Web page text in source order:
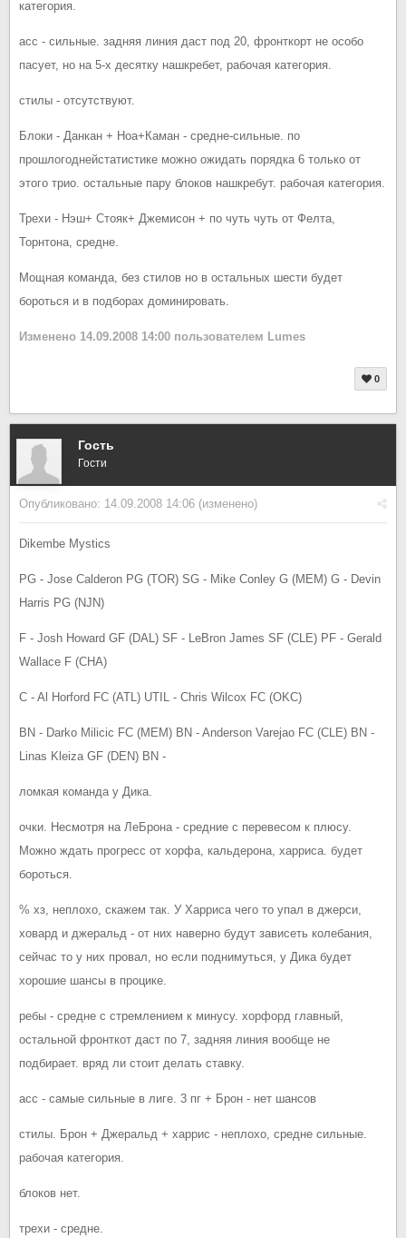
категория.
асс - сильные. задняя линия даст под 20, фронткорт не особо
пасует, но на 5-х десятку нашкребет, рабочая категория.
стилы - отсутствуют.
Блоки - Данкан + Ноа+Каман - средне-сильные. по
прошлогоднейстатистике можно ожидать порядка 6 только от
этого трио. остальные пару блоков нашкребут. рабочая категория.
Трехи - Нэш+ Стояк+ Джемисон + по чуть чуть от Фелта,
Торнтона, средне.
Мощная команда, без стилов но в остальных шести будет
бороться и в подборах доминировать.
Изменено 14.09.2008 14:00 пользователем Lumes
0
Гость
Гости
Опубликовано: 14.09.2008 14:06 (изменено)
Dikembe Mystics
PG - Jose Calderon PG (TOR) SG - Mike Conley G (MEM) G - Devin
Harris PG (NJN)
F - Josh Howard GF (DAL) SF - LeBron James SF (CLE) PF - Gerald
Wallace F (CHA)
C - Al Horford FC (ATL) UTIL - Chris Wilcox FC (OKC)
BN - Darko Milicic FC (MEM) BN - Anderson Varejao FC (CLE) BN -
Linas Kleiza GF (DEN) BN -
ломкая команда у Дика.
очки. Несмотря на ЛеБрона - средние с перевесом к плюсу.
Можно ждать прогресс от хорфа, кальдерона, харриса. будет
бороться.
% хз, неплохо, скажем так. У Харриса чего то упал в джерси,
ховард и джеральд - от них наверно будут зависеть колебания,
сейчас то у них провал, но если поднимуться, у Дика будет
хорошие шансы в процике.
ребы - средне с стремлением к минусу. хорфорд главный,
остальной фронткот даст по 7, задняя линия вообще не
подбирает. вряд ли стоит делать ставку.
асс - самые сильные в лиге. 3 пг + Брон - нет шансов
стилы. Брон + Джеральд + харрис - неплохо, средне сильные.
рабочая категория.
блоков нет.
трехи - средне.